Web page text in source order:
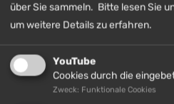
28. Juni 2026 11:00 14:00
über Sie sammeln. Bitte lesen Sie
um weitere Details zu erfahren.
YouTube
Cookies durch die
Zweck: Funktionale Cookies